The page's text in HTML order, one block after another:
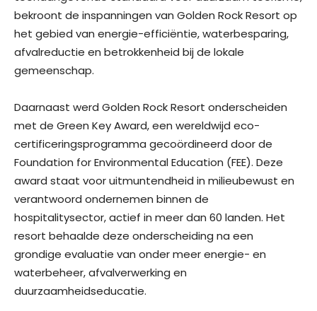
bekroont de inspanningen van Golden Rock Resort op
het gebied van energie-efficiëntie, waterbesparing,
afvalreductie en betrokkenheid bij de lokale
gemeenschap.
Daarnaast werd Golden Rock Resort onderscheiden
met de Green Key Award, een wereldwijd eco-
certificeringsprogramma gecoördineerd door de
Foundation for Environmental Education (FEE). Deze
award staat voor uitmuntendheid in milieubewust en
verantwoord ondernemen binnen de
hospitalitysector, actief in meer dan 60 landen. Het
resort behaalde deze onderscheiding na een
grondige evaluatie van onder meer energie- en
waterbeheer, afvalverwerking en
duurzaamheidseducatie.